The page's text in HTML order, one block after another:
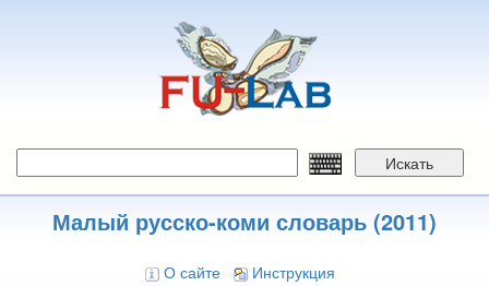
Искать
Малый русско-коми словарь (2011)
О сайте Инструкция